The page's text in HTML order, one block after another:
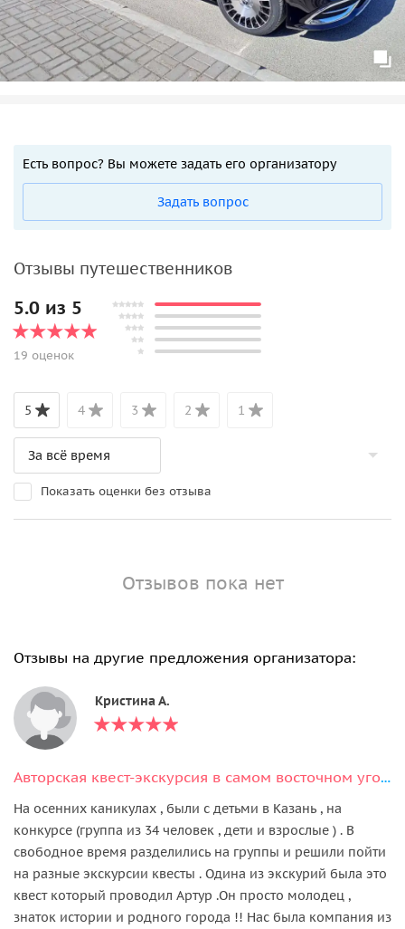
Есть вопрос? Вы можете задать его организатору
Задать вопрос
Отзывы путешественников
5.0 из 5
19 оценок
5 4 3 2 1
Показать оценки без отзыва
Отзывов пока нет
Отзывы на другие предложения организатора:
Кристина А.
Авторская квест-экскурсия в самом восточном уголке Казани
На осенних каникулах , были с детьми в Казань , на
конкурсе (группа из 34 человек , дети и взрослые ) . В
свободное время разделились на группы и решили пойти
на разные экскурсии квесты . Одина из экскурий была это
квест который проводил Артур .Он просто молодец ,
знаток истории и родного города !! Нас была компания из